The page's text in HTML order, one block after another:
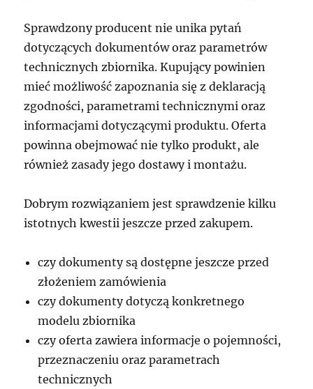
Sprawdzony producent nie unika pytań
dotyczących dokumentów oraz parametrów
technicznych zbiornika. Kupujący powinien
mieć możliwość zapoznania się z deklaracją
zgodności, parametrami technicznymi oraz
informacjami dotyczącymi produktu. Oferta
powinna obejmować nie tylko produkt, ale
również zasady jego dostawy i montażu.
Dobrym rozwiązaniem jest sprawdzenie kilku
istotnych kwestii jeszcze przed zakupem.
czy dokumenty są dostępne jeszcze przed
złożeniem zamówienia
czy dokumenty dotyczą konkretnego
modelu zbiornika
czy oferta zawiera informacje o pojemności,
przeznaczeniu oraz parametrach
technicznych